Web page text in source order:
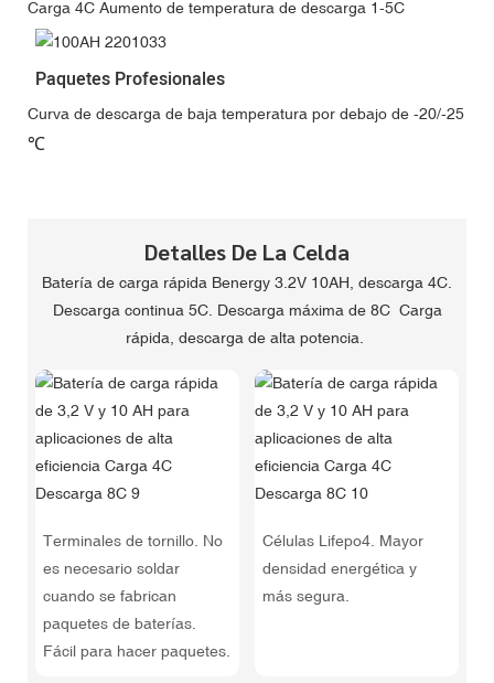
Carga 4C Aumento de temperatura de descarga 1-5C
Paquetes Profesionales
Curva de descarga de baja temperatura por debajo de -20/-25
℃
Detalles De La Celda
Batería de carga rápida Benergy 3.2V 10AH, descarga 4C.
Descarga continua 5C. Descarga máxima de 8C Carga
rápida, descarga de alta potencia.
Terminales de tornillo. No
es necesario soldar
cuando se fabrican
paquetes de baterías.
Fácil para hacer paquetes.
Células Lifepo4. Mayor
densidad energética y
más segura.